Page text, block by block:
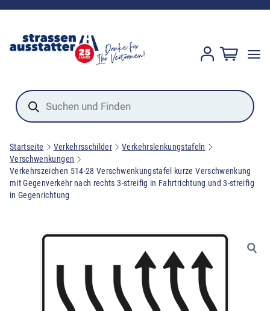
Products
search
Startseite Verkehrsschilder
Verkehrslenkungstafeln
Verschwenkungen
Verkehrszeichen 514-28 Verschwenkungstafel kurze Verschwenkung
mit Gegenverkehr nach rechts 3-streifig in Fahrtrichtung und 3-streifig
in Gegenrichtung